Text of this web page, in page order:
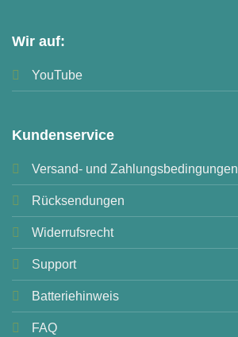
Wir auf:
YouTube
Kundenservice
Versand- und Zahlungsbedingungen
Rücksendungen
Widerrufsrecht
Support
Batteriehinweis
FAQ